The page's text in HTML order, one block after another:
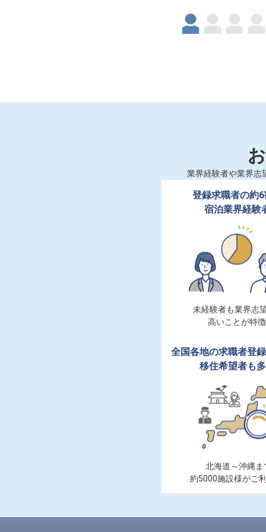
業界経験者や業界志
登録求職者の約
宿泊業界経験
未経験者も業界志
高いことが特徴
全国各地の求職者登
移住希望者も
北海道～沖縄ま
約5000施設様がご